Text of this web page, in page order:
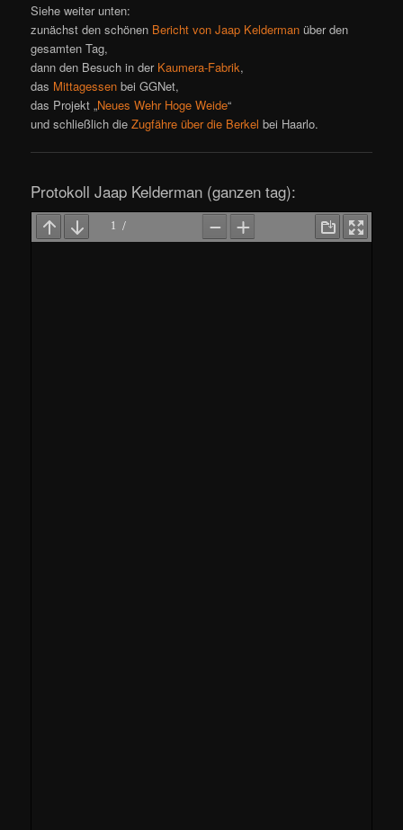
Siehe weiter unten:
zunächst den schönen Bericht von Jaap Kelderman über den
gesamten Tag,
dann den Besuch in der Kaumera-Fabrik,
das Mittagessen bei GGNet,
das Projekt „Neues Wehr Hoge Weide“
und schließlich dieZugfähre über die Berkel bei Haarlo.
Protokoll Jaap Kelderman (ganzen tag):